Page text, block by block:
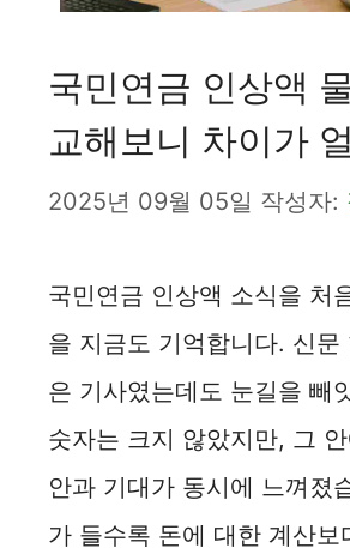
국민연금 인상액
교해보니 차이가
2025년 09월 05일 작성자:
국민연금 인상액 소식을 처
을 지금도 기억합니다. 신문
은 기사였는데도 눈길을 빼
숫자는 크지 않았지만, 그
안과 기대가 동시에 느껴졌
가 들수록 돈에 대한 계산보